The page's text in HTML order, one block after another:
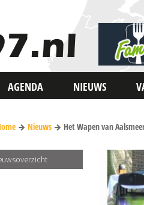
AGENDA NIEUWS
Nieuws Het Wapen van